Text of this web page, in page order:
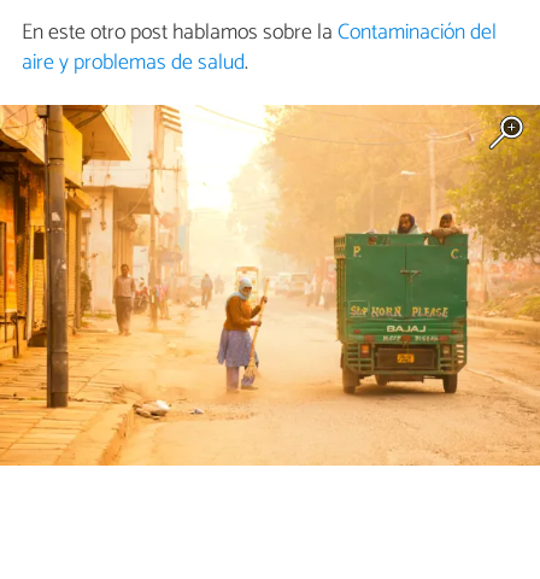
En este otro post hablamos sobre laContaminación del
aire y problemas de salud.